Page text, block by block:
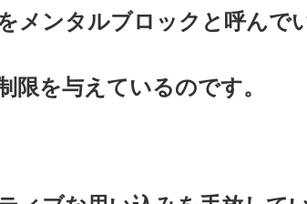
メンタルブロックと呼んで
限を与えているのです。